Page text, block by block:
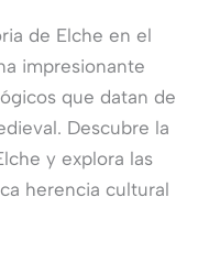
de Elche en el
impresionante
que datan de
Descubre la
y explora las
herencia cultural